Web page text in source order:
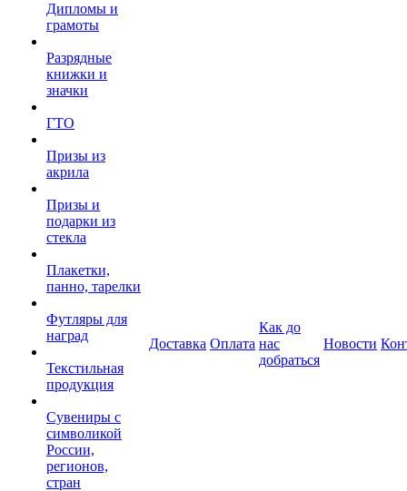
Дипломы и
грамоты
Разрядные
книжки и
значки
ГТО
Призы из
акрила
Призы и
подарки из
стекла
Плакетки,
панно, тарелки
Футляры для
наград
Текстильная
продукция
Сувениры с
символикой
России,
регионов,
стран
Доставка Оплата
Как до
нас
добраться
Новости